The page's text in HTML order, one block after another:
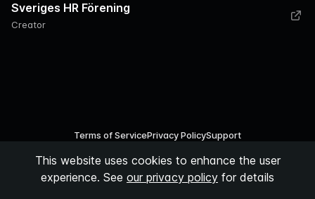
Creator
Sveriges HR Förening
Terms of ServicePrivacy PolicySupport
Podspace AB
This website uses cookies to enhance the user
experience. See our privacy policy for details